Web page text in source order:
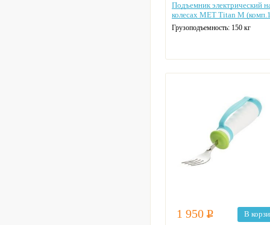
Подъемник электрический
колесах MET Titan M
Грузоподъемность: 150 кг
1 950 Р
В